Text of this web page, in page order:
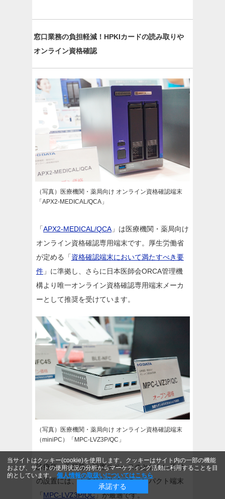
窓口業務の負担軽減！HPKIカードの読み取りや
オンライン資格確認
（写真）医療機関・薬局向け オンライン資格確認端末
「APX2-MEDICAL/QCA」
「APX2-MEDICAL/QCA 」は医療機関・薬局向け
オンライン資格確認専用端末です。厚生労働省
が定める「資格確認端末において満たすべき要
件 」に準拠し、さらに日本医師会ORCA管理機
構より唯一オンライン資格確認専用端末メーカ
ーとして推奨を受けています。
（写真）医療機関・薬局向け オンライン資格確認端末
（miniPC）「MPC-LVZ3P/QC」
診療所・薬局等、設置スペースのとれない受付
の設置には、手のひらサイズのコンパクト端末
「 MPC-LVZ3P/QC」が最適です。
当サイトはクッキー(cookie)を使用します。クッキーはサイト内の一部の機能
および、サイトの使用状況の分析からマーケティング活動に利用することを目
的としています。
個人情報の取扱いについてはこちら
承諾する